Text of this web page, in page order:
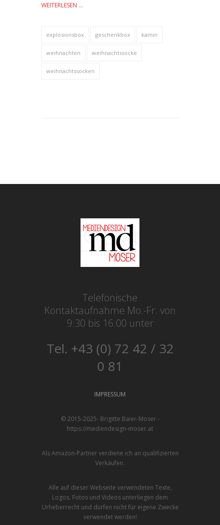
WEITERLESEN …
explosionsbox geschenkbox kamin
weihnachten weihnachtssocke
weihnachtssocken
Telefonische
Kontaktaufnahme Mo.-Fr. von
9:30 bis 16:00 unter
Tel. +43 (0) 72 42 / 32
0 81
IMPRESSUM
© 2015-2025- Brigitte Baier-Moser -
https://mediendesign-moser.at
Als Amazon-Partner verdiene ich an qualifizierten
Verkäufen.
Alle auf dieser Webseite verwendeten Texte,
Logos, Fotos und Videos unterliegen dem
Urheberrecht und dürfen nicht für eigene Zwecke
verwendet werden!